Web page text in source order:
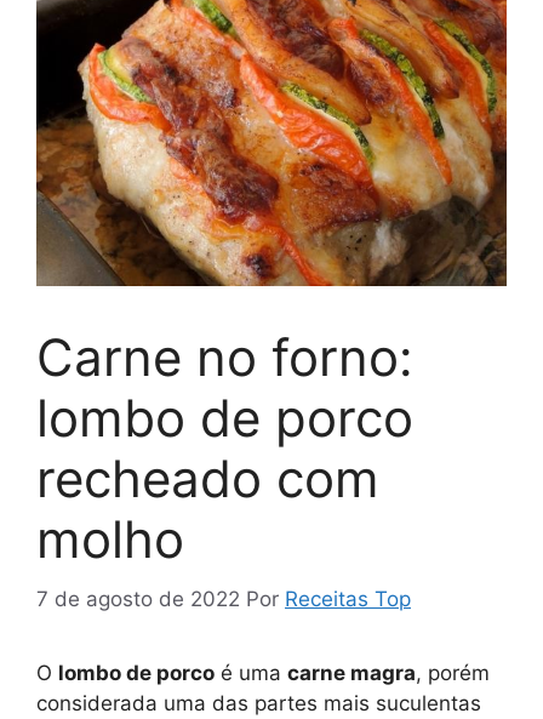
Carne no forno:
lombo de porco
recheado com
molho
7 de agosto de 2022 Por Receitas Top
O lombo de porco é uma carne magra, porém
considerada uma das partes mais suculentas